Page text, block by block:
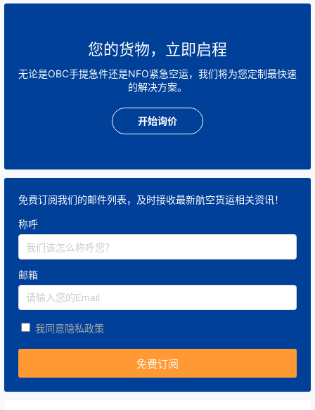
对于AOG（Aircraft on Ground）等极端紧急情况：
24小时响应
目标是在最短时间内恢复客户运营。
例如：
航空公司因关键零部件缺失导致飞机停场时，运输时间
往往以小时计算，而不是以天计算。
高时效项目
对于汽车停线件或工业设备备件：
可根据客户生产计划制定：
您的货物，立即启程
无论是OBC手提急件还是NFO紧急空运，我们将为您定制最快速
的解决方案。
开始询价
免费订阅我们的邮件列表，及时接收最新航空货运相关资讯！
称呼
邮箱
我同意隐私政策